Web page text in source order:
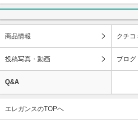
商品情報 クチコ
投稿写真・動画 ブログ
Q&A
エレガンスのTOPへ